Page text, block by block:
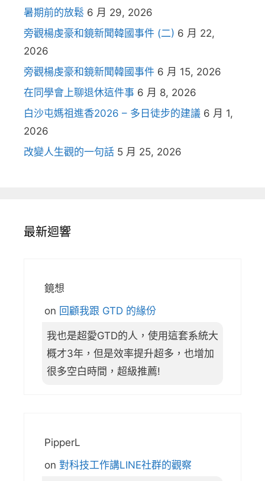
暑期前的放鬆 6 月 29, 2026
旁觀楊虔豪和鏡新聞韓國事件 (二) 6 月 22,
2026
旁觀楊虔豪和鏡新聞韓國事件 6 月 15, 2026
在同學會上聊退休這件事 6 月 8, 2026
白沙屯媽祖進香2026 – 多日徒步的建議 6 月 1,
2026
改變人生觀的一句話 5 月 25, 2026
最新迴響
鏡想
on 回顧我跟 GTD 的緣份
我也是超愛GTD的人，使用這套系統大
概才3年，但是效率提升超多，也增加
很多空白時間，超級推薦!
PipperL
on 對科技工作講LINE社群的觀察